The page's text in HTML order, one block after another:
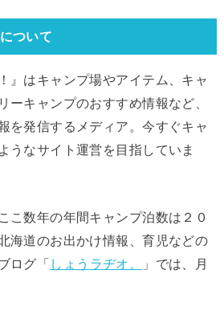
ついて
』はキャンプ場やアイテム、キャ
ーキャンプのおすすめ情報など、
を発信するメディア。今すぐキャ
うなサイト運営を目指していま
こ数年の年間キャンプ泊数は２０
海道のお出かけ情報、育児などの
ログ「 しょうラヂオ。
」では、月